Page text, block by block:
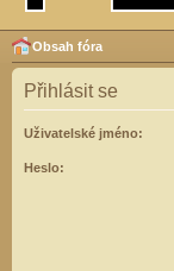
Obsah fóra
Přihlásit se
Uživatelské jméno:
Heslo: